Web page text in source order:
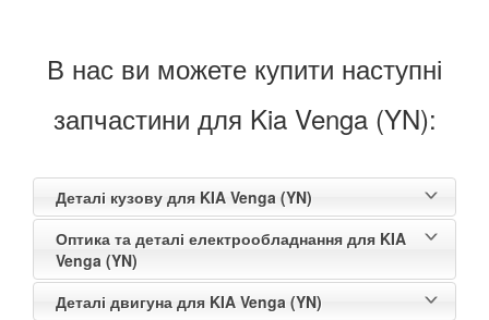
В нас ви можете купити наступні
запчастини для Kia Venga (YN):
Деталі кузову для KIA Venga (YN)
Оптика та деталі електрообладнання для KIA
Venga (YN)
Деталі двигуна для KIA Venga (YN)